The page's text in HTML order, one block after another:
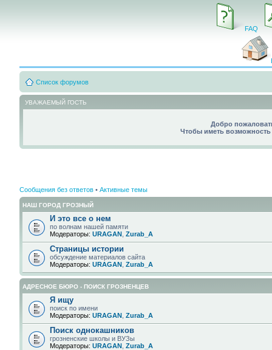
FAQ
Список форумов
УВАЖАЕМЫЙ ГОСТЬ
Добро
Чтобы иметь возможность
Сообщения без ответов • Активные темы
НАШ ГОРОД ГРОЗНЫЙ
И это все о нем
по волнам нашей памяти
Модераторы: URAGAN Zurab_A
Страницы истории
обсуждение материалов сайта
Модераторы: URAGAN Zurab_A
АДРЕСНОЕ БЮРО - ПОИСК ГРОЗНЕНЦЕВ
Я ищу
поиск по имени
Модераторы: URAGAN Zurab_A
Поиск однокашников
грозненские школы и ВУЗы
Модераторы: URAGAN Zurab_A